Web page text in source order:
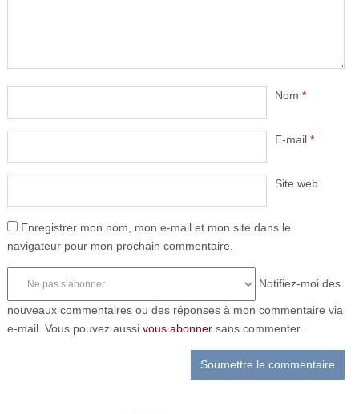
Nom *
E-mail *
Site web
Enregistrer mon nom, mon e-mail et mon site dans le
navigateur pour mon prochain commentaire.
Notifiez-moi des
nouveaux commentaires ou des réponses à mon commentaire via
e-mail. Vous pouvez aussi vous abonnersans commenter.